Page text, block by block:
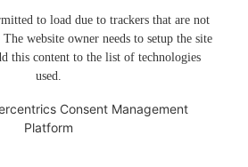
to load due to trackers that are not
website owner needs to setup the site
this content to the list of technologies
used.
Consent Management
Platform